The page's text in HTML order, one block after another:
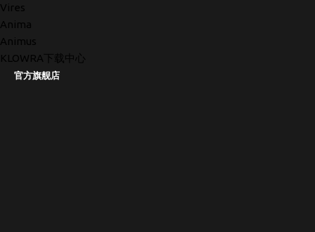
Vires
Anima
Animus
KLOWRA下载中心
官方旗舰店